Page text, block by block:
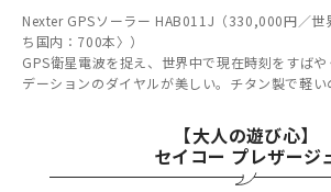
Nexter GPSソーラー HAB011J（330,000円／世
ち国内：700本〉）
GPS衛星電波を捉え、世界中で現在時刻をすば
デーションのダイヤルが美しい。チタン製で軽い
【大人の遊び心】
セイコー プレザージ